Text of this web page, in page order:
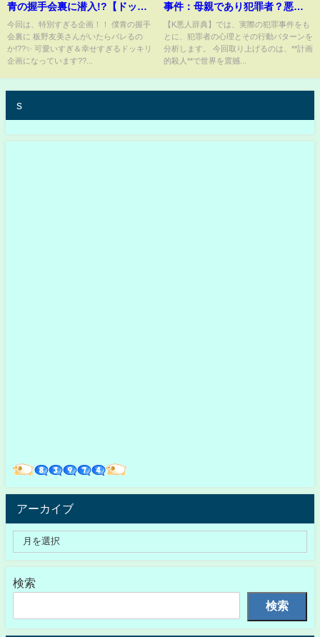
青の握手会裏に潜入!?【ドッキ
リ】
今回は、特別すぎる企画！！ 僕青の握手
会裏に 板野友美さんがいたらバレるの
か!??✨️ 可愛いすぎ＆幸せすぎるドッキリ
企画になっています??...
事件：母親であり犯罪者？悪女A
が元夫を襲った理由とは"ゾルピ
デム、漂白剤、カレー、そして
返金"
【K悪人辞典】では、実際の犯罪事件をも
とに、犯罪者の心理とその行動パターンを
分析します。 今回取り上げるのは、**計画
的殺人**で世界を震撼...
s
アーカイブ
検索
検索